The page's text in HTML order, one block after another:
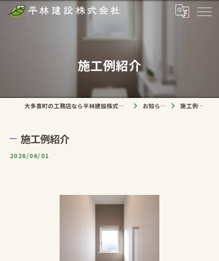
施工例紹介
大多喜町の工務店なら平林建設株式会社 お知らせ 施工例紹介
施工例紹介
2026/06/01